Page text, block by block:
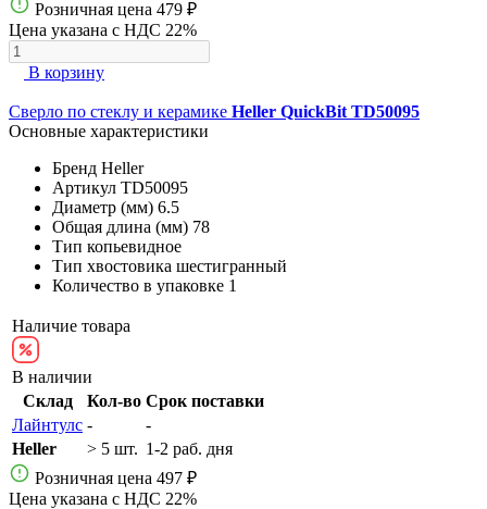
Розничная цена 479 ₽
Цена указана с НДС 22%
В корзину
Сверло по стеклу и керамике Heller QuickBit TD50095
Основные характеристики
Бренд Heller
Артикул TD50095
Диаметр (мм) 6.5
Общая длина (мм) 78
Тип копьевидное
Тип хвостовика шестигранный
Количество в упаковке 1
Наличие товара
В наличии
Склад
Кол-во Срок поставки
Лайнтулс -
-
Heller
> 5 шт. 1-2 раб. дня
Розничная цена 497 ₽
Цена указана с НДС 22%